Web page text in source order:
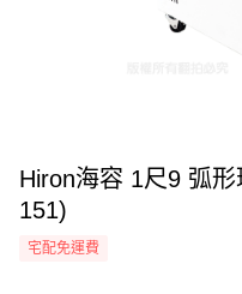
Hiron海容 1尺9 弧
151)
宅配免運費